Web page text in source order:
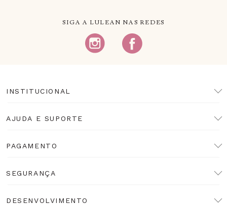
SIGA A LULEAN NAS REDES
INSTITUCIONAL
AJUDA E SUPORTE
PAGAMENTO
SEGURANÇA
DESENVOLVIMENTO